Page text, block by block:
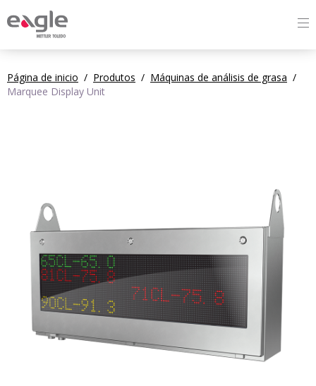
Página de inicio / Produtos / Máquinas de análisis de grasa /
Marquee Display Unit